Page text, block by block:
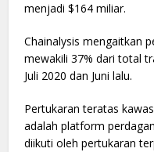
menjadi $164 miliar.
Chainalysis mengaitkan
mewakili 37% dari total
Juli 2020 dan Juni lalu.
Pertukaran teratas
adalah platform
diikuti oleh pertukaran